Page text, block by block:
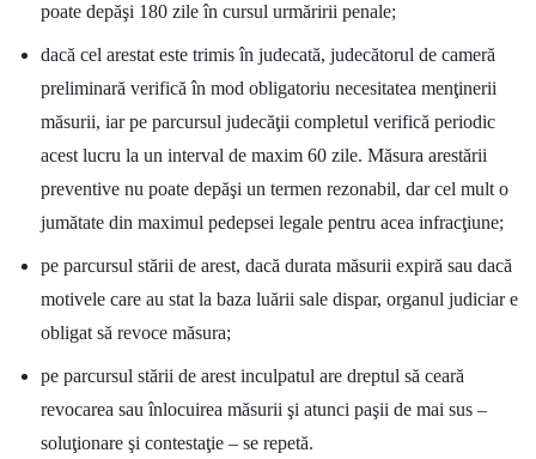
poate depăşi 180 zile în cursul urmăririi penale;
dacă cel arestat este trimis în judecată, judecătorul de cameră
preliminară verifică în mod obligatoriu necesitatea menţinerii
măsurii, iar pe parcursul judecăţii completul verifică periodic
acest lucru la un interval de maxim 60 zile. Măsura arestării
preventive nu poate depăşi un termen rezonabil, dar cel mult o
jumătate din maximul pedepsei legale pentru acea infracţiune;
pe parcursul stării de arest, dacă durata măsurii expiră sau dacă
motivele care au stat la baza luării sale dispar, organul judiciar e
obligat să revoce măsura;
pe parcursul stării de arest inculpatul are dreptul să ceară
revocarea sau înlocuirea măsurii şi atunci paşii de mai sus –
soluţionare şi contestaţie – se repetă.